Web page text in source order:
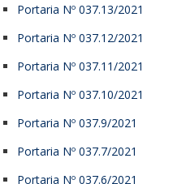
Portaria Nº 037.13/2021
Portaria Nº 037.12/2021
Portaria Nº 037.11/2021
Portaria Nº 037.10/2021
Portaria Nº 037.9/2021
Portaria Nº 037.7/2021
Portaria Nº 037.6/2021